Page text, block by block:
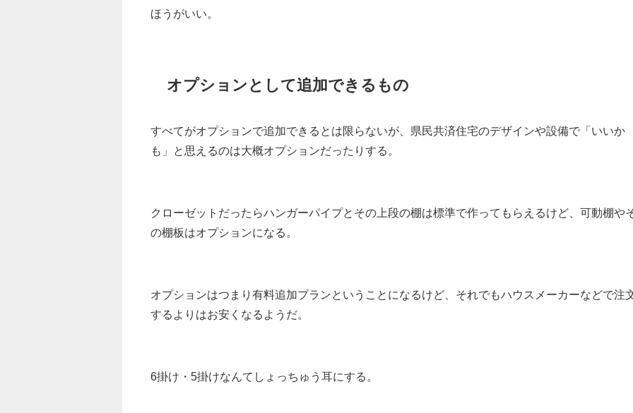
ほうがいい。
オプションとして追加できるもの
すべてがオプションで追加できるとは限らないが、県民共済住宅のデザインや設備で「いいか
も」と思えるのは大概オプションだったりする。
クローゼットだったらハンガーパイプとその上段の棚は標準で作ってもらえるけど、可動棚や
の棚板はオプションになる。
オプションはつまり有料追加プランということになるけど、それでもハウスメーカーなどで注
するよりはお安くなるようだ。
6掛け・5掛けなんてしょっちゅう耳にする。